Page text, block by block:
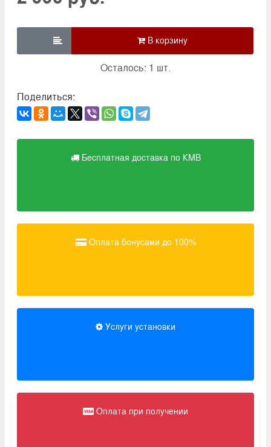

Осталось: 1 шт.
Поделиться:
Бесплатная доставка по КМВ
Оплата бонусами до 100%
Услуги установки
Оплата при получении